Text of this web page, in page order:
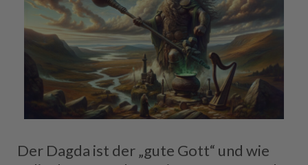
Der Dagda ist der „gute Gott“ und wie